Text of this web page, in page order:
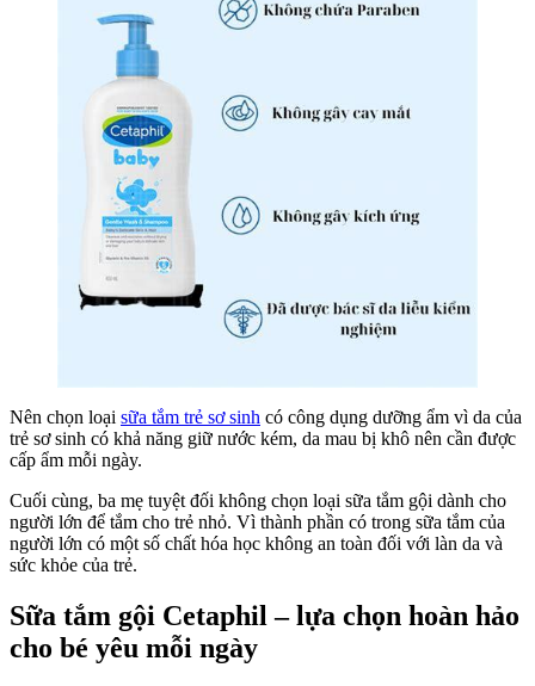
Nên chọn loại sữa tắm trẻ sơ sinh có công dụng dưỡng ẩm vì da của
trẻ sơ sinh có khả năng giữ nước kém, da mau bị khô nên cần được
cấp ẩm mỗi ngày.
Cuối cùng, ba mẹ tuyệt đối không chọn loại sữa tắm gội dành cho
người lớn để tắm cho trẻ nhỏ. Vì thành phần có trong sữa tắm của
người lớn có một số chất hóa học không an toàn đối với làn da và
sức khỏe của trẻ.
Sữa tắm gội Cetaphil – lựa chọn hoàn hảo
cho bé yêu mỗi ngày